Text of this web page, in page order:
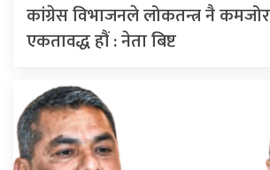
कांग्रेस विभाजनले लोकतन्त्र नै
एकतावद्ध हौं : नेता बिष्ट